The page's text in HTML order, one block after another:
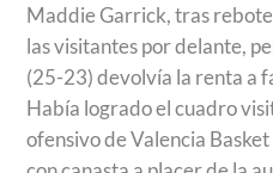
Maddie Garrick, tras
las visitantes por delante,
(25-23) devolvía la renta a
Había logrado el cuadro
ofensivo de Valencia